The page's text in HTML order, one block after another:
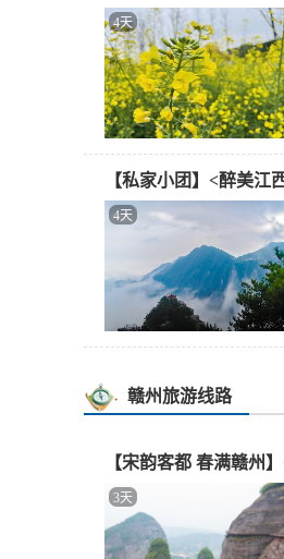
4天
【私家小团】<醉美江
4天
赣州旅游线路
【宋韵客都 春满赣州
3天